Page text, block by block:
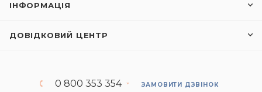
ІНФОРМАЦІЯ
ДОВІДКОВИЙ ЦЕНТР
0 800 353 354 ЗАМОВИТИ ДЗВІНОК